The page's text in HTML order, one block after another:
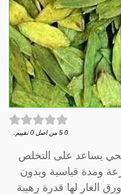
0
5 من اصل 0 تقييم.
يساعد على التخلص
ومدة قياسية وبدون
الغار لها قدرة رهيبة